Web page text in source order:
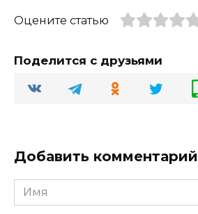
Оцените статью
Поделится с друзьями
Добавить комментарий
Имя